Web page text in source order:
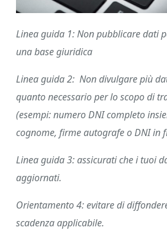
Linea guida 1:Non pubblicare dati
una base giuridica
Linea guida 2: Non divulgare più
quanto necessario per lo scopo di
(esempi: numero DNI completo
cognome, firme autografe o DNI in
Linea guida 3: assicurati che i tuoi
aggiornati.
Orientamento 4: evitare di
scadenza applicabile.